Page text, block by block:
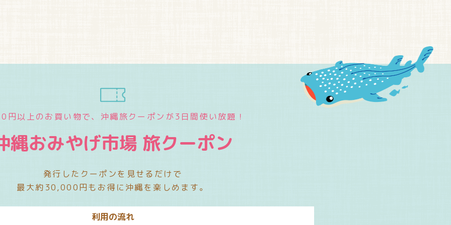
円以上のお買い物で、 沖縄旅クーポンが3日間使い放題！
縄おみやげ市場 旅クーポン
発行したクーポンを見せるだけで
最大約30,000円もお得に沖縄を楽しめます。
利用の流れ